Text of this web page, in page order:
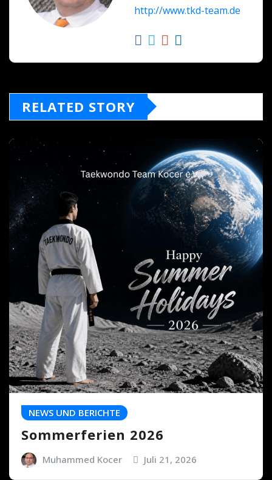
http://www.tkd-team.de
RELATED STORY
NEWS UND BERICHTE
Sommerferien 2026
Muhammed Kocer Juli 21, 2026